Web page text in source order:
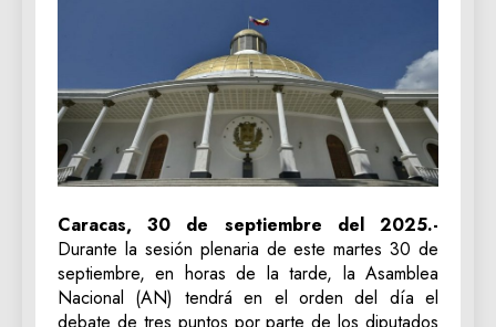
Caracas, 30 de septiembre del 2025.-
Durante la sesión plenaria de este martes 30 de
septiembre, en horas de la tarde, la Asamblea
Nacional (AN) tendrá en el orden del día el